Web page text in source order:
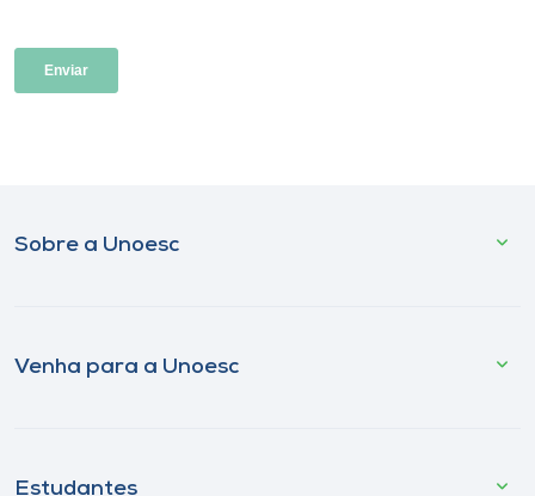
Sobre a Unoesc
Venha para a Unoesc
Estudantes